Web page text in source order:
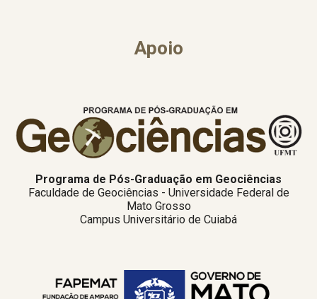
Apoio
Programa de Pós-Graduação em Geociências
Faculdade de Geociências - Universidade Federal de
Mato Grosso
Campus Universitário de Cuiabá